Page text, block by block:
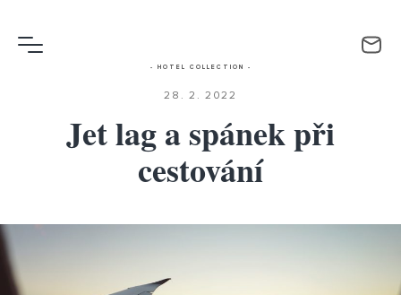
- HOTEL COLLECTION -
28. 2. 2022
Jet lag a spánek při
cestování